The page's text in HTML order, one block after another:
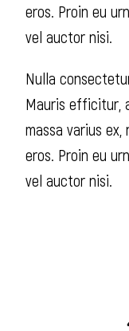
eros. Proin eu
vel auctor nisi.
Nulla
Mauris efficitur,
massa varius
eros. Proin eu
vel auctor nisi.